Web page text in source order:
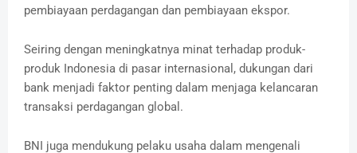
pembiayaan perdagangan dan pembiayaan ekspor.
Seiring dengan meningkatnya minat terhadap produk-
produk Indonesia di pasar internasional, dukungan dari
bank menjadi faktor penting dalam menjaga kelancaran
transaksi perdagangan global.
BNI juga mendukung pelaku usaha dalam mengenali